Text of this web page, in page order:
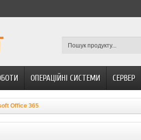
ОПЕРАЦІЙНІ СИСТЕМИ СЕРВЕР
Office 365